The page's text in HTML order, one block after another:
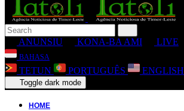
ANUNSIU KONA-BA AMI LIVE
BAHASA
TETUN PORTUGUÊS ENGLISH
Toggle dark mode
HOME